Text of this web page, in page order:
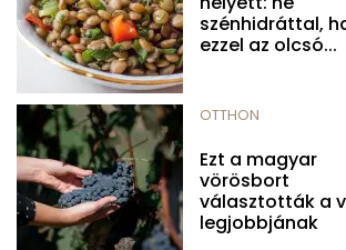
szénhidráttal,
ezzel az olcsó...
OTTHON
Ezt a magyar
vörösbort
választották a
legjobbjának